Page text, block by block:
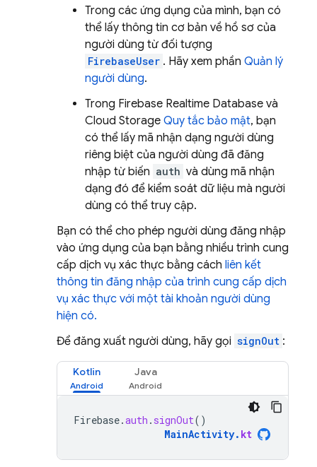
Trong các ứng dụng của mình, bạn có
thể lấy thông tin cơ bản về hồ sơ của
người dùng từ đối tượng
FirebaseUser . Hãy xem phần Quản lý
người dùng.
Trong Firebase Realtime Database và
Cloud Storage Quy tắc bảo mật, bạn
có thể lấy mã nhận dạng người dùng
riêng biệt của người dùng đã đăng
nhập từ biến auth và dùng mã nhận
dạng đó để kiểm soát dữ liệu mà người
dùng có thể truy cập.
Bạn có thể cho phép người dùng đăng nhập
vào ứng dụng của bạn bằng nhiều trình cung
cấp dịch vụ xác thực bằng cách liên kết
thông tin đăng nhập của trình cung cấp dịch
vụ xác thực với một tài khoản người dùng
hiện có.
Để đăng xuất người dùng, hãy gọi signOut :
Kotlin Java
Firebase.auth . signOut()
MainActivity. kt